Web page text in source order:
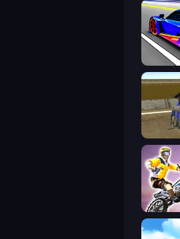
Crazy
Trial